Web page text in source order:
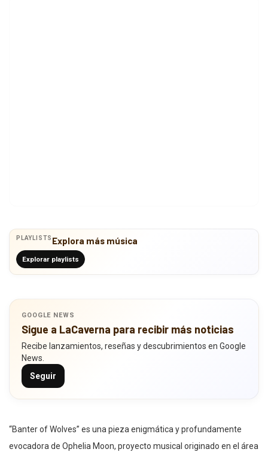
PLAYLISTS Explora más música
Explorar playlists
GOOGLE NEWS
Sigue a LaCaverna para recibir más noticias
Recibe lanzamientos, reseñas y descubrimientos en Google
News.
Seguir
“Banter of Wolves” es una pieza enigmática y profundamente
evocadora de Ophelia Moon, proyecto musical originado en el área